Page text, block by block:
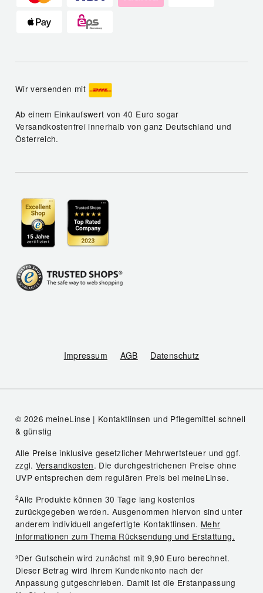
Wir versenden mit
Ab einem Einkaufswert von 40 Euro sogar
Versandkostenfrei innerhalb von ganz Deutschland und
Österreich.
Impressum AGB Datenschutz
© 2026 meineLinse | Kontaktlinsen und Pflegemittel schnell
& günstig
Alle Preise inklusive gesetzlicher Mehrwertsteuer und ggf.
zzgl.Versandkosten. Die durchgestrichenen Preise ohne
UVP entsprechen dem regulären Preis bei meineLinse.
2Alle Produkte können 30 Tage lang kostenlos
zurückgegeben werden. Ausgenommen hiervon sind unter
anderem individuell angefertigte Kontaktlinsen. Mehr
Informationen zum Thema Rücksendung und Erstattung.
³Der Gutschein wird zunächst mit 9,90 Euro berechnet.
Dieser Betrag wird Ihrem Kundenkonto nach der
Anpassung gutgeschrieben. Damit ist die Erstanpassung